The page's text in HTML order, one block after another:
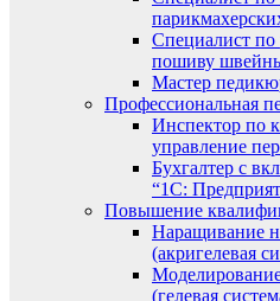
Специалист
пошиву
Мастер
Профессиональная
Инспектор по
управление
Бухгалтер с
“1С:
Повышение
Наращивание
(акригелевая
(гелевая